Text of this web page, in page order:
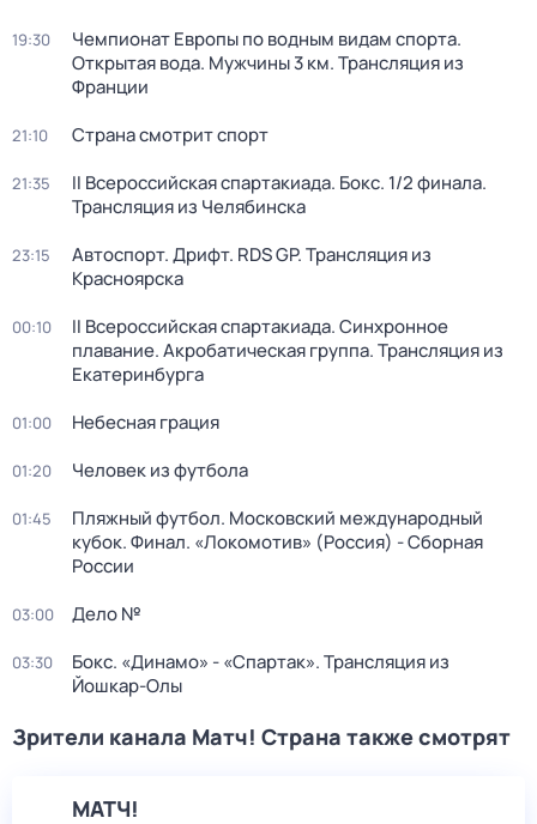
19:30
Чемпионат Европы по водным видам спорта.
Открытая вода. Мужчины 3 км. Трансляция из
Франции
21:10 Страна смотрит спорт
21:35
II Всероссийская спартакиада. Бокс. 1/2 финала.
Трансляция из Челябинска
23:15
Автоспорт. Дрифт. RDS GP. Трансляция из
Красноярска
00:10
II Всероссийская спартакиада. Синхронное
плавание. Акробатическая группа. Трансляция из
Екатеринбурга
01:00 Небесная грация
01:20 Человек из футбола
01:45
Пляжный футбол. Московский международный
кубок. Финал. «Локомотив» (Россия) - Сборная
России
03:00 Дело №
03:30
Бокс. «Динамо» - «Спартак». Трансляция из
Йошкар-Олы
Зрители канала Матч! Страна также смотрят
МАТЧ!